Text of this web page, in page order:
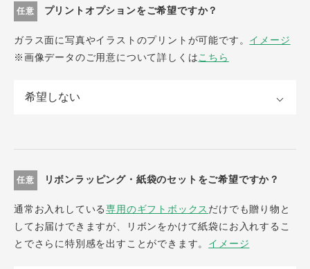
任意 プリントオプションをご希望ですか？
ガラス面に写真やイラストのプリントが可能です。 イメージ
※画像データのご用意について詳しくはこちら
任意 リボンラッピング・紙袋のセットをご希望ですか？
通常お入れしている専用のギフトボックス だけでも贈り物と
してお届けできますが、リボンをかけて紙袋にお入れするこ
とでさらに特別感を出すことができます。 イメージ